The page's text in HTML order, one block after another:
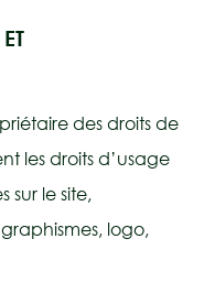
des droits de
les droits d’usage
sur le site,
logo,